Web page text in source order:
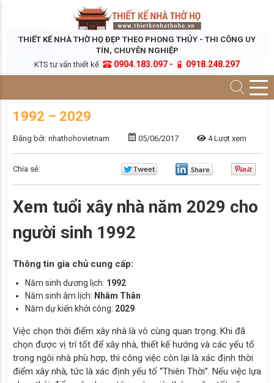
THIẾT KẾ NHÀ THỜ HỌ ĐẸP THEO PHONG THỦY - THI CÔNG UY
TÍN, CHUYÊN NGHIỆP
KTS tư vấn thiết kế
0904.183.097 - 0918.248.297
1992 – 2029
Đăng bởi: nhathohovietnam 05/06/2017 4 Lượt xem
Chia sẻ:
Xem tuổi xây nhà năm 2029 cho
người sinh 1992
Thông tin gia chủ cung cấp:
Năm sinh dương lịch: 1992
Năm sinh âm lịch: Nhâm Thân
Năm dự kiến khởi công: 2029
Việc chọn thời điểm xây nhà là vô cùng quan trọng. Khi đã
chọn được vị trí tốt để xây nhà, thiết kế hướng và các yếu tố
trong ngôi nhà phù hợp, thì công việc còn lại là xác định thời
điểm xây nhà, tức là xác định yếu tố “Thiên Thời”. Nếu việc lựa